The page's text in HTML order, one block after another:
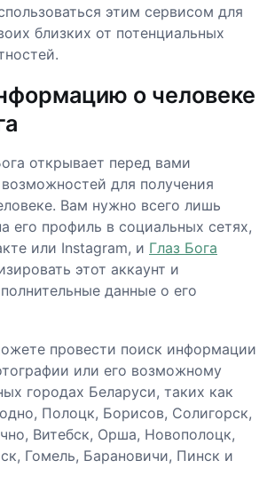
этим сервисом для
близких от потенциальных
о человеке
открывает перед вами
для получения
Вам нужно всего лишь
его профиль в социальных сетях,
или Instagram, и Глаз Бога
этот аккаунт и
данные о его
провести поиск информации
или его возможному
городах Беларуси, таких как
Полоцк, Борисов, Солигорск,
Витебск, Орша, Новополоцк,
Гомель, Барановичи, Пинск и